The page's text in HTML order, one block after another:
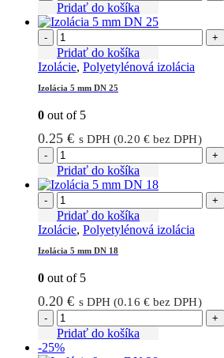
Pridať do košíka
- +
Pridať do košíka
Izolácie, Polyetylénová izolácia
Izolácia 5 mm DN 25
0 out of 5
0.25€ s DPH (0.20 €bez DPH)
- +
Pridať do košíka
- +
Pridať do košíka
Izolácie, Polyetylénová izolácia
Izolácia 5 mm DN 18
0 out of 5
0.20€ s DPH (0.16 €bez DPH)
- +
Pridať do košíka
-25%